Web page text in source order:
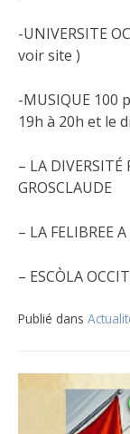
-UNIVERSITE
voir site )
-MUSIQUE 100
19h à 20h et le
– LA DIVERSITÉ
GROSCLAUDE
– LA FELIBREE
– ESCÒLA
Publié dans